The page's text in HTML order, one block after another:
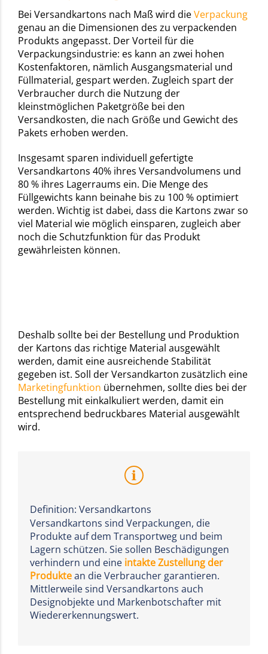
Bei Versandkartons nach Maß wird dieVerpackung
genau an die Dimensionen des zu verpackenden
Produkts angepasst. Der Vorteil für die
Verpackungsindustrie: es kann an zwei hohen
Kostenfaktoren, nämlich Ausgangsmaterial und
Füllmaterial, gespart werden. Zugleich spart der
Verbraucher durch die Nutzung der
kleinstmöglichen Paketgröße bei den
Versandkosten, die nach Größe und Gewicht des
Pakets erhoben werden.
Insgesamt sparen individuell gefertigte
Versandkartons 40% ihres Versandvolumens und
80 % ihres Lagerraums ein. Die Menge des
Füllgewichts kann beinahe bis zu 100 % optimiert
werden. Wichtig ist dabei, dass die Kartons zwar so
viel Material wie möglich einsparen, zugleich aber
noch die Schutzfunktion für das Produkt
gewährleisten können.
Deshalb sollte bei der Bestellung und Produktion
der Kartons das richtige Material ausgewählt
werden, damit eine ausreichende Stabilität
gegeben ist. Soll der Versandkarton zusätzlich eine
Marketingfunktion übernehmen, sollte dies bei der
Bestellung mit einkalkuliert werden, damit ein
entsprechend bedruckbares Material ausgewählt
wird.
Definition: Versandkartons
Versandkartons sind Verpackungen, die
Produkte auf dem Transportweg und beim
Lagern schützen. Sie sollen Beschädigungen
verhindern und eine intakte Zustellung der
Produktean die Verbraucher garantieren.
Mittlerweile sind Versandkartons auch
Designobjekte und Markenbotschafter mit
Wiedererkennungswert.